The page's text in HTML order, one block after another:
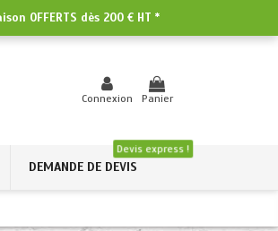
OFFERTS dès 200 € HT *
Connexion Panier
DEMANDE DE DEVIS
Devis express !